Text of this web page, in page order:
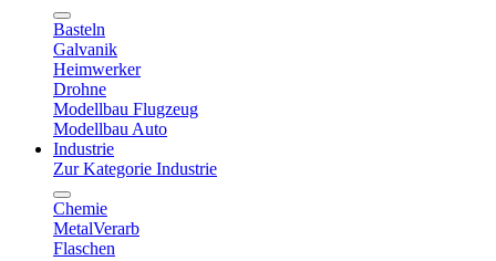
Basteln
Galvanik
Heimwerker
Drohne
Modellbau Flugzeug
Modellbau Auto
Industrie
Zur Kategorie Industrie
Chemie
MetalVerarb
Flaschen